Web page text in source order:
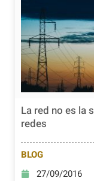
La red no es la
redes
BLOG
27/09/2016